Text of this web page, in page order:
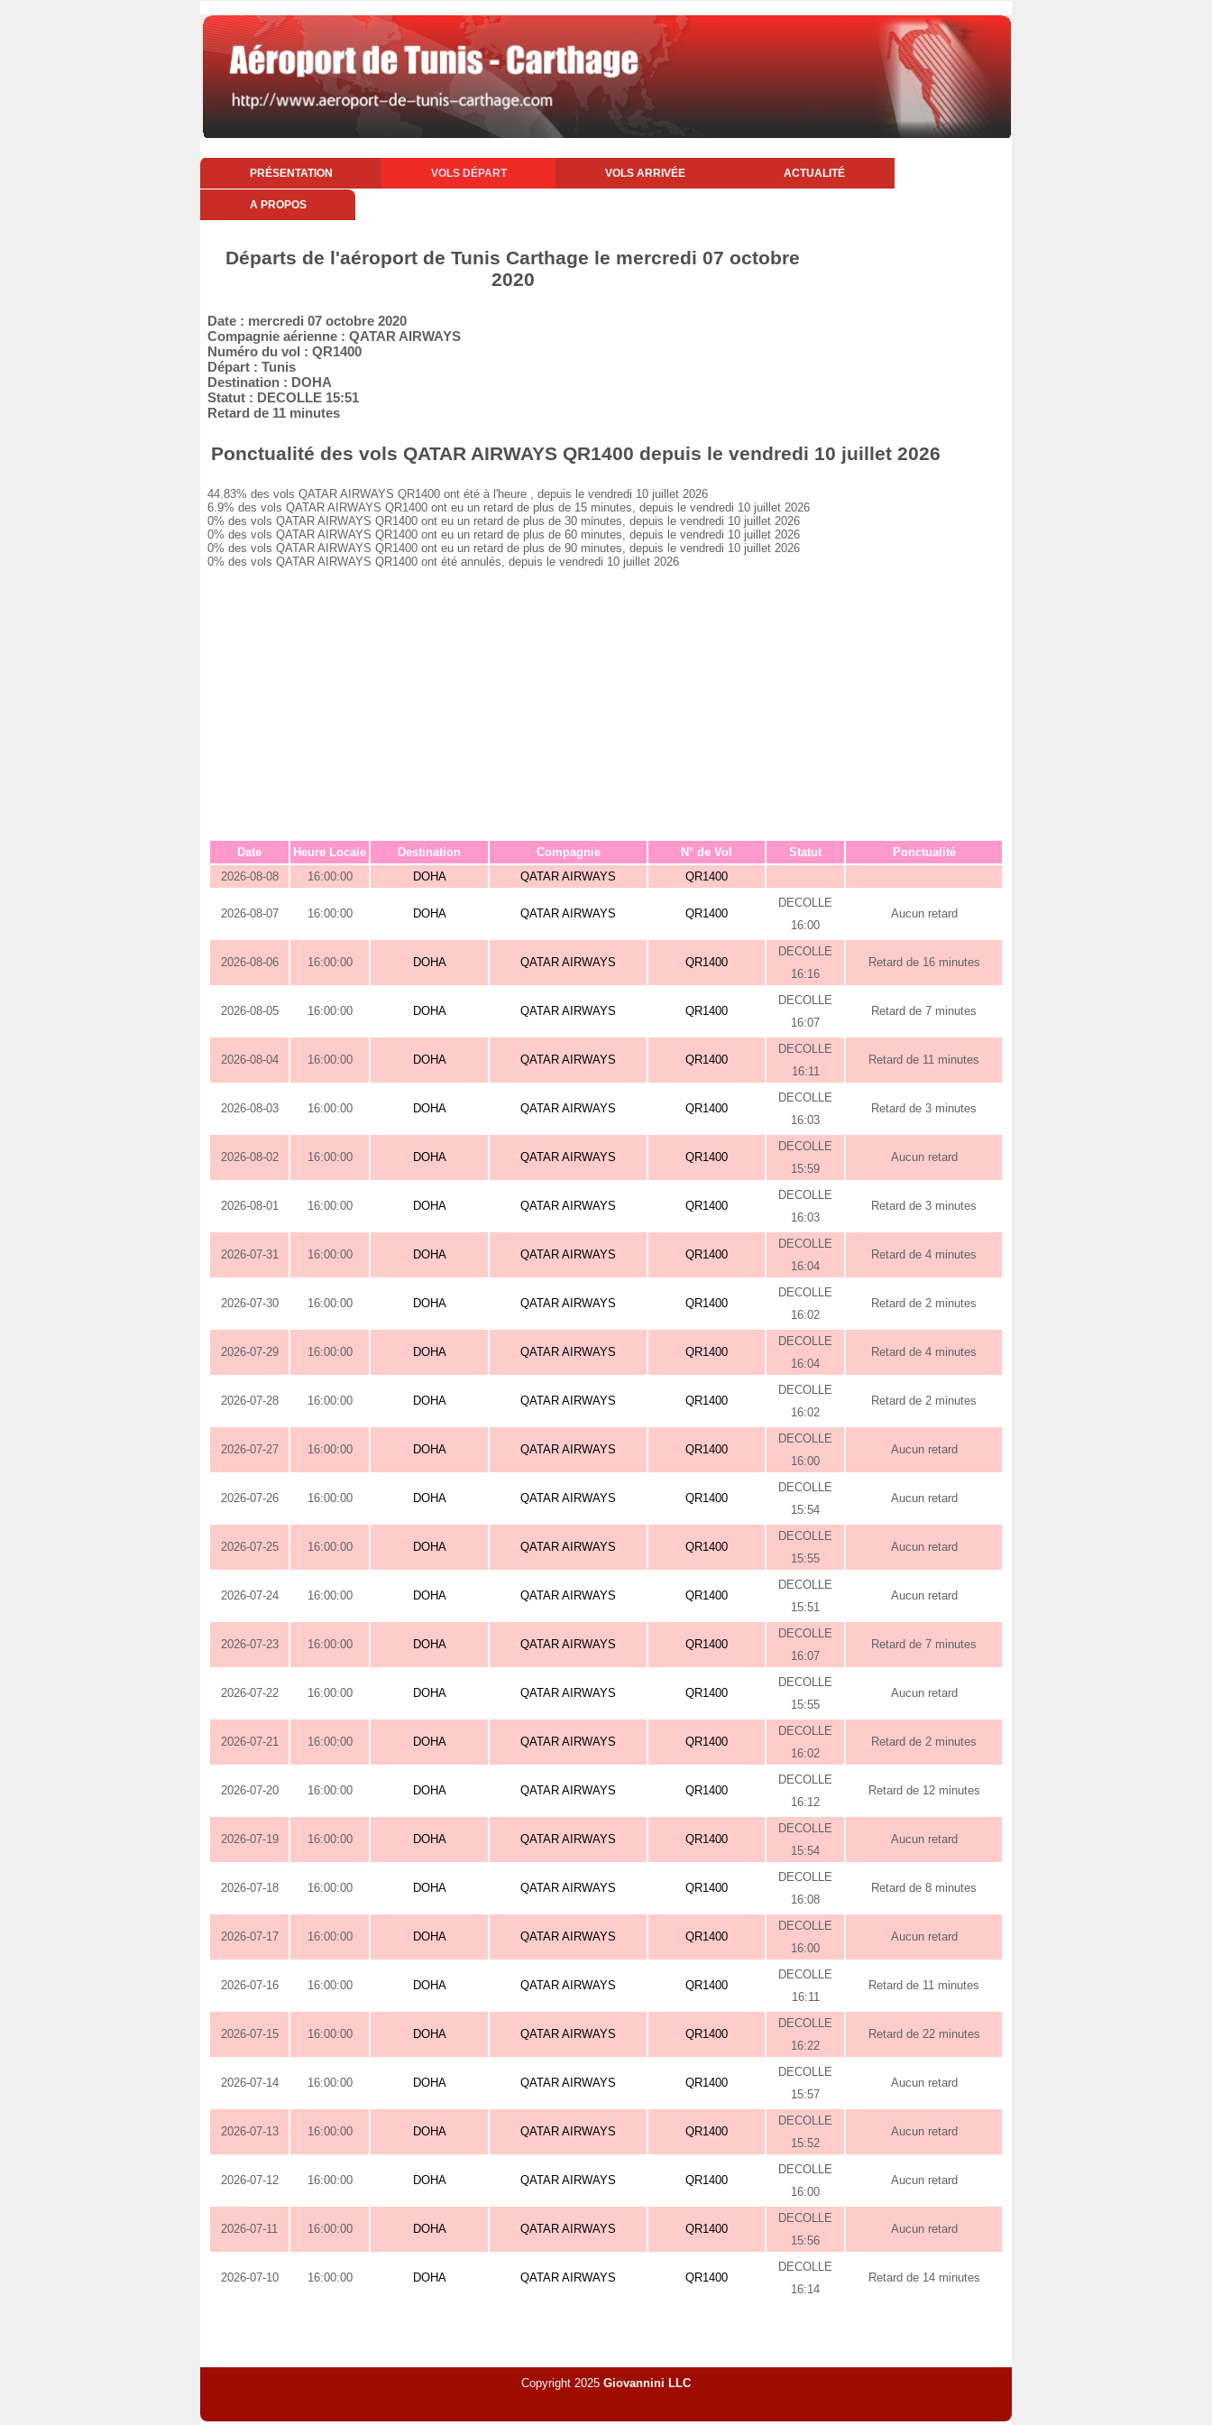
PRÉSENTATION VOLS DÉPART VOLS ARRIVÉE ACTUALITÉ
A PROPOS
Départs de l'aéroport de Tunis Carthage le mercredi 07 octobre
2020
Date : mercredi 07 octobre 2020
Compagnie aérienne : QATAR AIRWAYS
Numéro du vol : QR1400
Départ : Tunis
Destination : DOHA
Statut : DECOLLE 15:51
Retard de 11 minutes
Ponctualité des vols QATAR AIRWAYS QR1400 depuis le vendredi 10 juillet 2026
44.83% des vols QATAR AIRWAYS QR1400 ont été à l'heure , depuis le vendredi 10 juillet 2026
6.9% des vols QATAR AIRWAYS QR1400 ont eu un retard de plus de 15 minutes, depuis le vendredi 10 juillet 2026
0% des vols QATAR AIRWAYS QR1400 ont eu un retard de plus de 30 minutes, depuis le vendredi 10 juillet 2026
0% des vols QATAR AIRWAYS QR1400 ont eu un retard de plus de 60 minutes, depuis le vendredi 10 juillet 2026
0% des vols QATAR AIRWAYS QR1400 ont eu un retard de plus de 90 minutes, depuis le vendredi 10 juillet 2026
0% des vols QATAR AIRWAYS QR1400 ont été annulés, depuis le vendredi 10 juillet 2026
Date Heure Locale Destination Compagnie N° de Vol Statut
Ponctualité
2026-08-08
16:00:00 DOHA QATAR AIRWAYS QR1400
2026-08-07 16:00:00 DOHA QATAR AIRWAYS QR1400
DECOLLE
16:00
Aucun retard
2026-08-06 16:00:00 DOHA QATAR AIRWAYS QR1400
DECOLLE
16:16
Retard de 16 minutes
2026-08-05 16:00:00 DOHA QATAR AIRWAYS QR1400
DECOLLE
16:07
Retard de 7 minutes
2026-08-04 16:00:00 DOHA QATAR AIRWAYS QR1400
DECOLLE
16:11
Retard de 11 minutes
2026-08-03 16:00:00 DOHA QATAR AIRWAYS QR1400
DECOLLE
16:03
Retard de 3 minutes
2026-08-02 16:00:00 DOHA QATAR AIRWAYS QR1400
DECOLLE
15:59
Aucun retard
2026-08-01 16:00:00 DOHA QATAR AIRWAYS QR1400
DECOLLE
16:03
Retard de 3 minutes
2026-07-31 16:00:00 DOHA QATAR AIRWAYS QR1400
DECOLLE
16:04
Retard de 4 minutes
2026-07-30 16:00:00 DOHA QATAR AIRWAYS QR1400
DECOLLE
16:02
Retard de 2 minutes
2026-07-29 16:00:00 DOHA QATAR AIRWAYS QR1400
DECOLLE
16:04
Retard de 4 minutes
2026-07-28 16:00:00 DOHA QATAR AIRWAYS QR1400
DECOLLE
16:02
Retard de 2 minutes
2026-07-27 16:00:00 DOHA QATAR AIRWAYS QR1400
DECOLLE
16:00
Aucun retard
2026-07-26 16:00:00 DOHA QATAR AIRWAYS QR1400
DECOLLE
15:54
Aucun retard
2026-07-25 16:00:00 DOHA QATAR AIRWAYS QR1400
DECOLLE
15:55
Aucun retard
2026-07-24 16:00:00 DOHA QATAR AIRWAYS QR1400
DECOLLE
15:51
Aucun retard
2026-07-23 16:00:00 DOHA QATAR AIRWAYS QR1400
DECOLLE
16:07
Retard de 7 minutes
2026-07-22 16:00:00 DOHA QATAR AIRWAYS QR1400
DECOLLE
15:55
Aucun retard
2026-07-21 16:00:00 DOHA QATAR AIRWAYS QR1400
DECOLLE
16:02
Retard de 2 minutes
2026-07-20 16:00:00 DOHA QATAR AIRWAYS QR1400
DECOLLE
16:12
Retard de 12 minutes
2026-07-19 16:00:00 DOHA QATAR AIRWAYS QR1400
DECOLLE
15:54
Aucun retard
2026-07-18 16:00:00 DOHA QATAR AIRWAYS QR1400
DECOLLE
16:08
Retard de 8 minutes
2026-07-17 16:00:00 DOHA QATAR AIRWAYS QR1400
DECOLLE
16:00
Aucun retard
2026-07-16 16:00:00 DOHA QATAR AIRWAYS QR1400
DECOLLE
16:11
Retard de 11 minutes
2026-07-15 16:00:00 DOHA QATAR AIRWAYS QR1400
DECOLLE
16:22
Retard de 22 minutes
2026-07-14 16:00:00 DOHA QATAR AIRWAYS QR1400
DECOLLE
15:57
Aucun retard
2026-07-13 16:00:00 DOHA QATAR AIRWAYS QR1400
DECOLLE
15:52
Aucun retard
2026-07-12 16:00:00 DOHA QATAR AIRWAYS QR1400
DECOLLE
16:00
Aucun retard
2026-07-11 16:00:00 DOHA QATAR AIRWAYS QR1400
DECOLLE
15:56
Aucun retard
2026-07-10 16:00:00 DOHA QATAR AIRWAYS QR1400
DECOLLE
16:14
Retard de 14 minutes
Copyright 2025 Giovannini LLC